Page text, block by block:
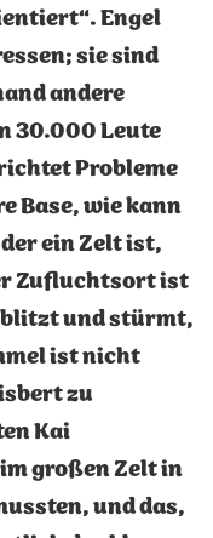
Engel
sie sind
andere
30.000 Leute
Probleme
Base, wie kann
ein Zelt ist,
Zufluchtsort ist
blitzt und stürmt,
ist nicht
zu
Kai
großen Zelt in
und das,